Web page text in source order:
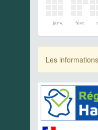
janv. févr.
Les